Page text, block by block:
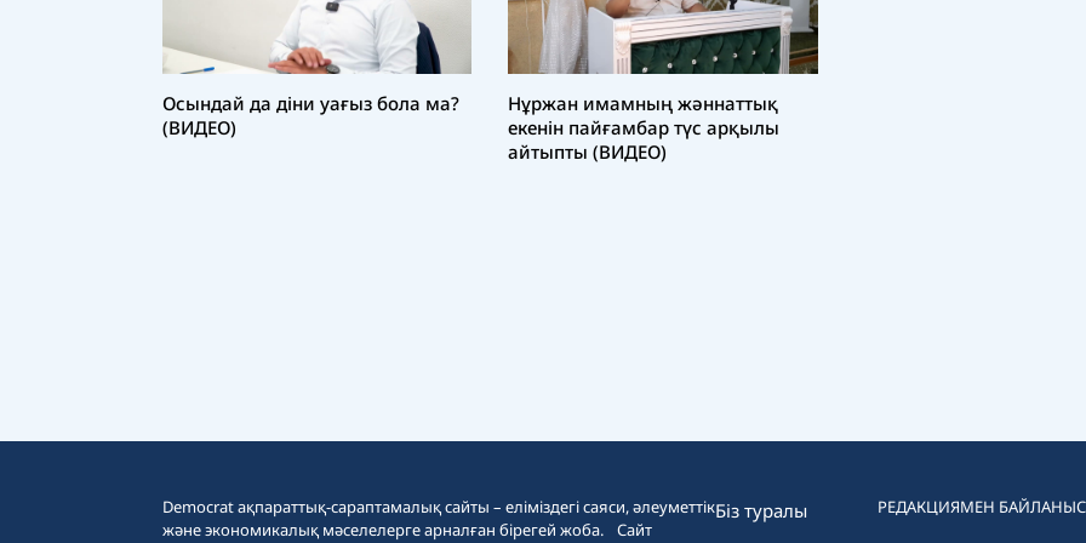
Осындай да діни уағыз бола ма?
(ВИДЕО)
Нұржан имамның жәннаттық
екенін пайғамбар түс арқылы
айтыпты (ВИДЕО)
Democrat ақпараттық-сараптамалық сайты – еліміздегі саяси, әлеуметтік
және экономикалық мәселелерге арналған бірегей жоба. Сайт
Біз туралы
РЕДАКЦИЯМЕН БАЙЛАНЫС